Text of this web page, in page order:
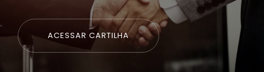
ACESSAR CARTILHA